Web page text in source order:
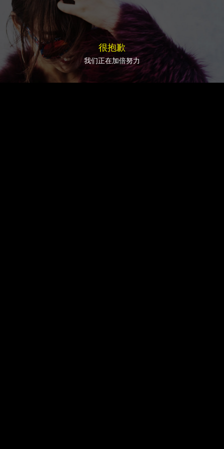
很抱歉
我们正在加倍努力